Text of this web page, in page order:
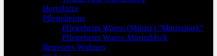
Hortplätze
Pflegeheime
Pflegeheim Waren (Müritz) "Müritzpark"
Pflegeheim Waren Müritzblick
Betreutes Wohnen